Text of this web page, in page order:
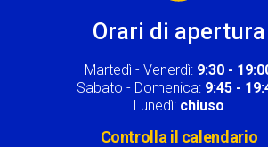
Orari di apertura
Martedì - Venerdì: 9:30 -
Sabato - Domenica: 9:45 -
Lunedì: chiuso
Controlla il calendario